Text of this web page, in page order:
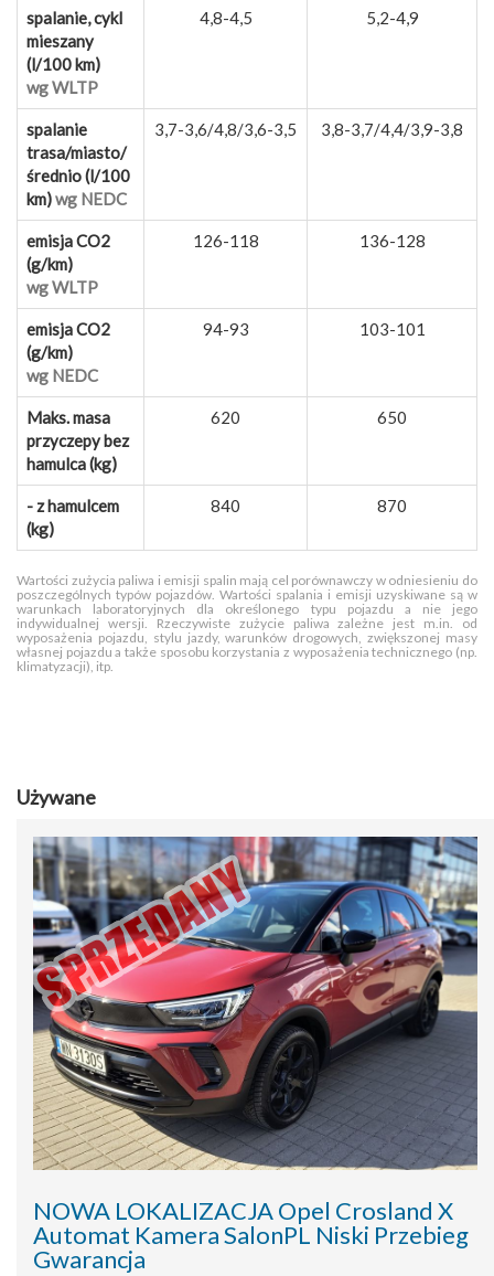
spalanie, cykl
mieszany
(l/100 km)
wg WLTP
4,8-4,5 5,2-4,9
spalanie
trasa/miasto/
średnio (l/100
km)wg NEDC
3,7-3,6/4,8/3,6-3,5 3,8-3,7/4,4/3,9-3,8
emisja CO2
(g/km)
wg WLTP
126-118 136-128
emisja CO2
(g/km)
wg NEDC
94-93 103-101
Maks. masa
przyczepy bez
hamulca (kg)
620 650
- z hamulcem
(kg)
840 870
Wartości zużycia paliwa i emisji spalin mają cel porównawczy w odniesieniu do
poszczególnych typów pojazdów. Wartości spalania i emisji uzyskiwane są w
warunkach laboratoryjnych dla określonego typu pojazdu a nie jego
indywidualnej wersji. Rzeczywiste zużycie paliwa zależne jest m.in. od
wyposażenia pojazdu, stylu jazdy, warunków drogowych, zwiększonej masy
własnej pojazdu a także sposobu korzystania z wyposażenia technicznego (np.
klimatyzacji), itp.
Używane
NOWA LOKALIZACJA Opel Crosland X
Automat Kamera SalonPL Niski Przebieg
Gwarancja